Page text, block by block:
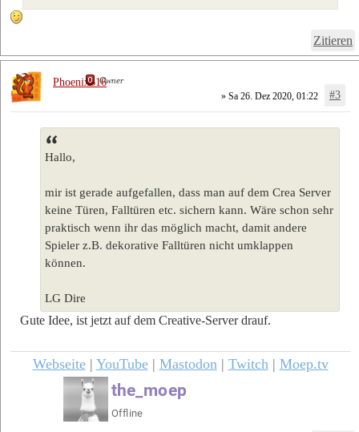
Zitieren
» Sa 26. Dez 2020, 01:22 #3
Hallo,
mir ist gerade aufgefallen, dass man auf dem Crea Server
keine Türen, Falltüren etc. sichern kann. Wäre schon sehr
praktisch wenn ihr das möglich macht, damit andere
Spieler z.B. dekorative Falltüren nicht umklappen
können.
LG Dire
Gute Idee, ist jetzt auf dem Creative-Server drauf.
Webseite| YouTube| Mastodon | Twitch | Moep.tv
Phoenix616Owner